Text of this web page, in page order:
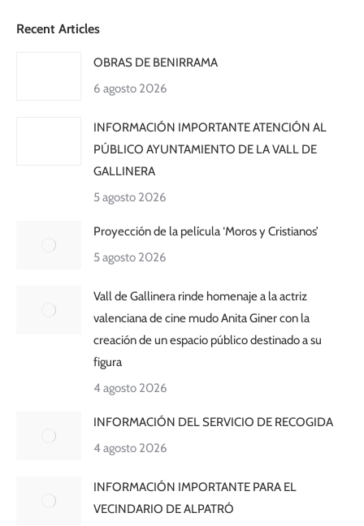
Recent Articles
OBRAS DE BENIRRAMA
6 agosto 2026
INFORMACIÓN IMPORTANTE ATENCIÓN AL
PÚBLICO AYUNTAMIENTO DE LA VALL DE
GALLINERA
5 agosto 2026
Proyección de la película ‘Moros y Cristianos’
5 agosto 2026
Vall de Gallinera rinde homenaje a la actriz
valenciana de cine mudo Anita Giner con la
creación de un espacio público destinado a su
figura
4 agosto 2026
INFORMACIÓN DEL SERVICIO DE RECOGIDA
4 agosto 2026
INFORMACIÓN IMPORTANTE PARA EL
VECINDARIO DE ALPATRÓ